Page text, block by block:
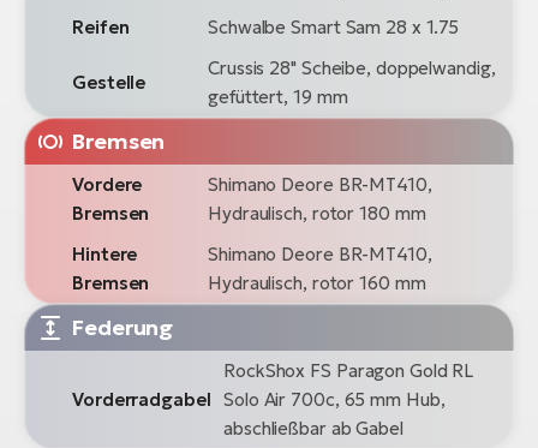
Reifen
Schwalbe Smart Sam 28 x 1.75
Gestelle
Crussis 28" Scheibe, doppelwandig,
gefüttert, 19 mm
Bremsen
Vordere
Bremsen
Shimano Deore BR-MT410,
Hydraulisch, rotor 180 mm
Hintere
Bremsen
Shimano Deore BR-MT410,
Hydraulisch, rotor 160 mm
Federung
Vorderradgabel
RockShox FS Paragon Gold RL
Solo Air 700c, 65 mm Hub,
abschließbar ab Gabel